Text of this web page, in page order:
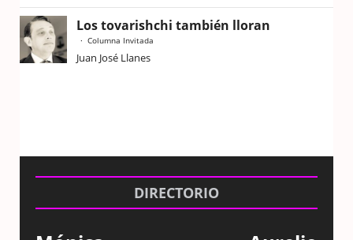
Los tovarishchi también lloran
Columna Invitada
Juan José Llanes
DIRECTORIO